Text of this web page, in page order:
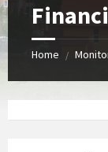
Home /